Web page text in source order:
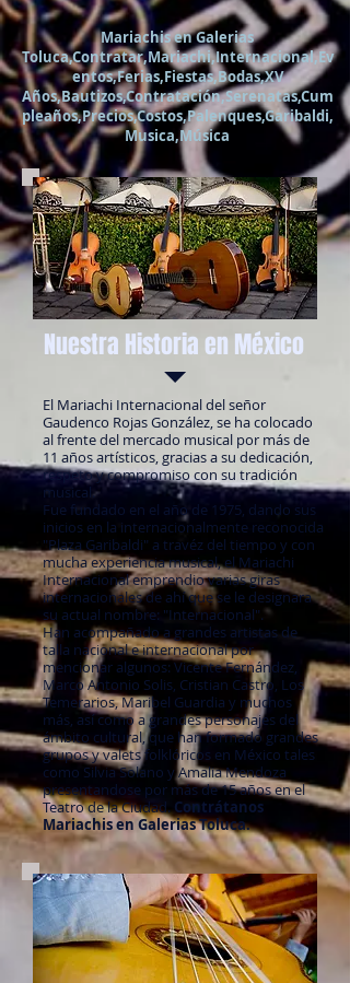
Mariachis en Galerias
Toluca,Contratar,Mariachi,Internacional,Ev
entos,Ferias,Fiestas,Bodas,XV
Años,Bautizos,Contratación,Serenatas,Cum
pleaños,Precios,Costos,Palenques,Garibaldi,
Musica,Música
Nuestra Historia en México
El Mariachi Internacional del señor
Gaudenco Rojas González, se ha colocado
al frente del mercado musical por más de
11 años artísticos, gracias a su dedicación,
respeto y compromiso con su tradición
musical.
Fue fundado en el año de 1975, dando sus
inicios en la internacionalmente reconocida
"Plaza Garibaldi" a travéz del tiempo y con
mucha experiencia musical, el Mariachi
Internacional emprendio varias giras
internacionales de ahí que se le designara
su actual nombre: "Internacional".
Han acompañado a grandes artistas de
talla nacional e internacional por
mencionar algunos: Vicente Fernández,
Marco Antonio Solis, Cristian Castro, Los
Temerarios, Maribel Guardia y muchos
más, así como a grandes personajes del
ámbito cultural, que han formado grandes
grupos y valets folklóricos en México tales
como Silvia Solano y Amalia Mendoza
presentandose por más de 15 años en el
Teatro de la Ciudad. Contrátanos
Mariachis en Galerias Toluca.